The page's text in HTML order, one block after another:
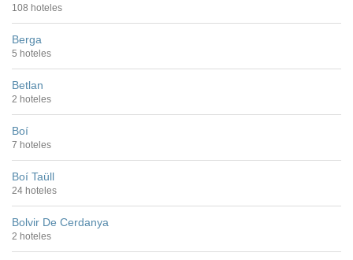
108 hoteles
Berga
5 hoteles
Betlan
2 hoteles
Boí
7 hoteles
Boí Taüll
24 hoteles
Bolvir De Cerdanya
2 hoteles